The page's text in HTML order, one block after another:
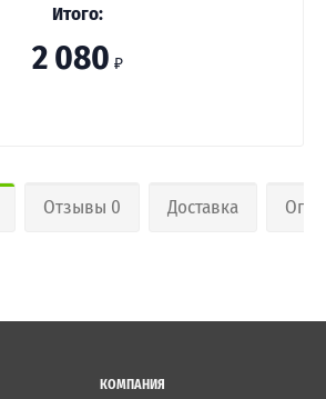
Итого:
2 080 ₽
Отзывы 0 Доставка
КОМПАНИЯ